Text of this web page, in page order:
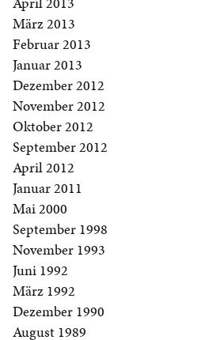
März 2013
Februar 2013
Januar 2013
Dezember 2012
November 2012
Oktober 2012
September 2012
April 2012
Januar 2011
Mai 2000
September 1998
November 1993
Juni 1992
März 1992
Dezember 1990
August 1989